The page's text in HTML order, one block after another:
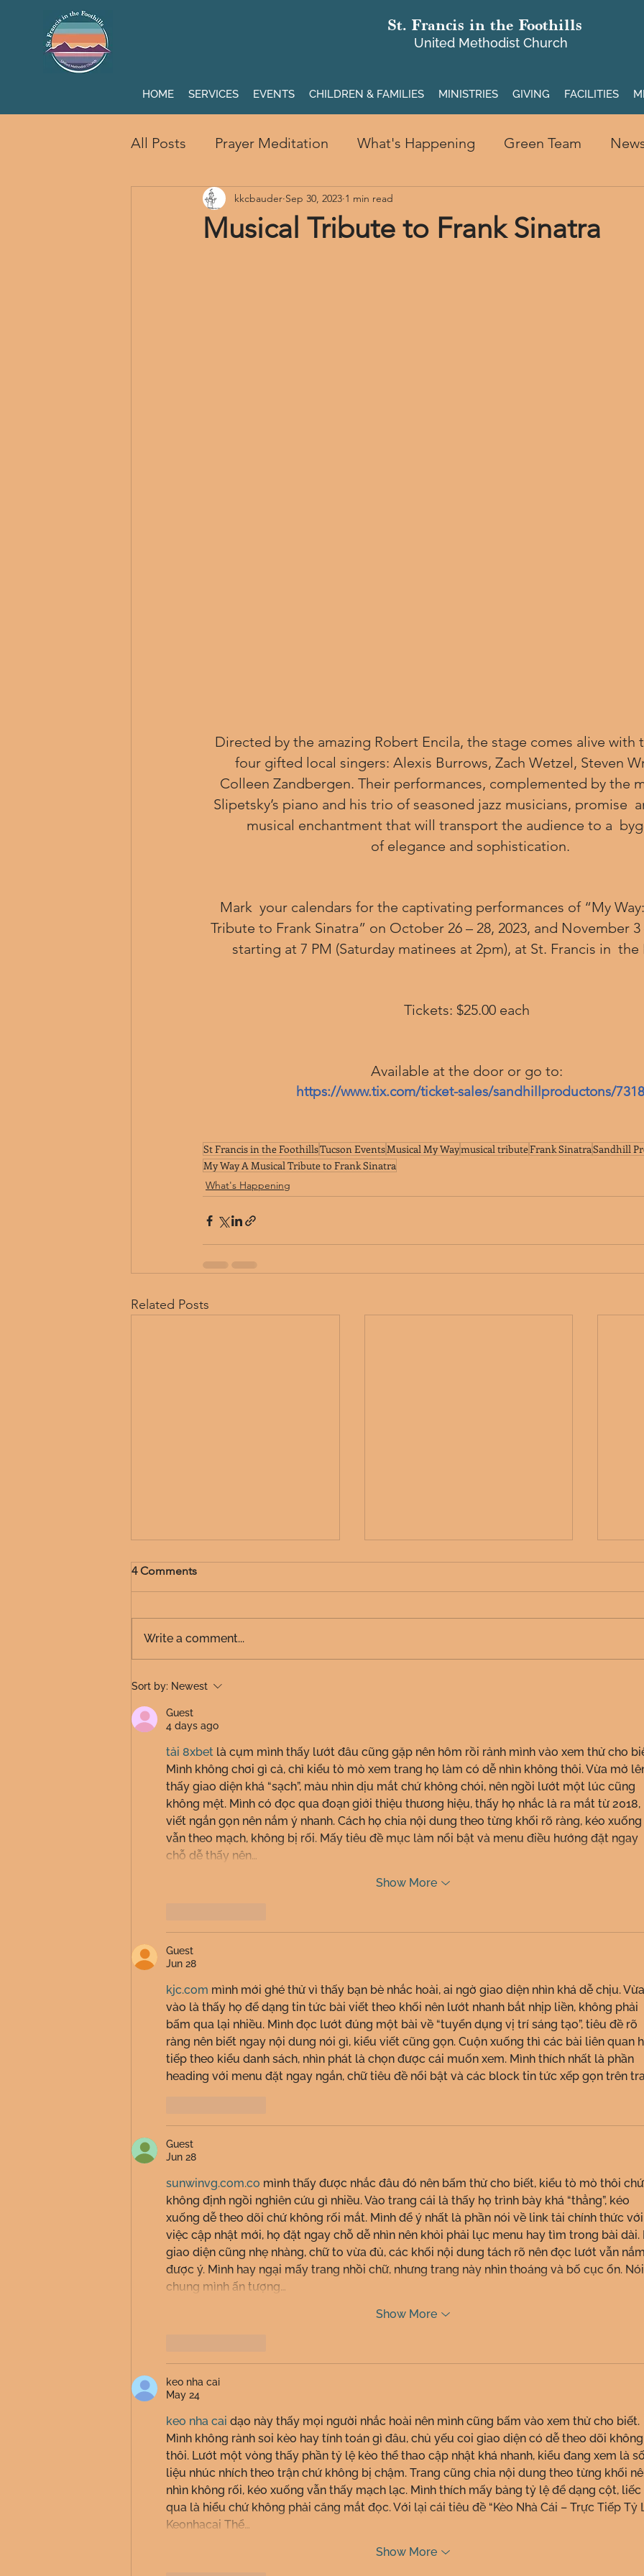
St. Francis in the Foothills
United Methodist Church
HOME SERVICES EVENTS CHILDREN & FAMILIES MINISTRIES GIVING FACILITIES
All Posts Prayer Meditation What's Happening Green Team
Musical Tribute to Frank Sinatra
kkcbauder Sep 30, 2023 1 min read
Directed by the amazing Robert Encila, the stage comes alive with
Colleen Zandbergen. Their performances, complemented by the
Slipetsky’s piano and his trio of seasoned jazz musicians, promise
musical enchantment that will transport the audience to a
of elegance and sophistication.
Mark  your calendars for the captivating performances of “My
Tribute to Frank Sinatra” on October 26 – 28, 2023, and November 3
starting at 7 PM (Saturday matinees at 2pm), at St. Francis in
Tickets: $25.00 each
Available at the door or go to:
https://www.tix.com/ticket-sales/sandhillproductons/7318
St Francis in the FoothillsTucson EventsMusical My Waymusical tributeFrank SinatraSandhill
My Way A Musical Tribute to Frank Sinatra
What's Happening
Related Posts
4 Comments
Write a comment...
Sort by: Newest
Guest
4 days ago
tải 8xbet là cụm mình thấy lướt đâu cũng gặp nên hôm rồi rảnh mình vào xem thử cho
Mình không chơi gì cả, chỉ kiểu tò mò xem trang họ làm có dễ nhìn không thôi. Vừa mở
thấy giao diện khá “sạch”, màu nhìn dịu mắt chứ không chói, nên ngồi lướt một lúc cũng
không mệt. Mình có đọc qua đoạn giới thiệu thương hiệu, thấy họ nhắc là ra mắt từ 2018,
viết ngắn gọn nên nắm ý nhanh. Cách họ chia nội dung theo từng khối rõ ràng, kéo xuống
vẫn theo mạch, không bị rối. Mấy tiêu đề mục làm nổi bật và menu điều hướng đặt ngay
chỗ dễ thấy nên…
Show More
Guest
Jun 28
kjc.com mình mới ghé thử vì thấy bạn bè nhắc hoài, ai ngờ giao diện nhìn khá dễ chịu. Vừa
vào là thấy họ để dạng tin tức bài viết theo khối nên lướt nhanh bắt nhịp liền, không phải
bấm qua lại nhiều. Mình đọc lướt đúng một bài về “tuyển dụng vị trí sáng tạo”, tiêu đề rõ
ràng nên biết ngay nội dung nói gì, kiểu viết cũng gọn. Cuộn xuống thì các bài liên quan
tiếp theo kiểu danh sách, nhìn phát là chọn được cái muốn xem. Mình thích nhất là phần
heading với menu đặt ngay ngắn, chữ tiêu đề nổi bật và các block tin tức xếp gọn trên
Guest
Jun 28
sunwinvg.com.co mình thấy được nhắc đâu đó nên bấm thử cho biết, kiểu tò mò thôi chứ
không định ngồi nghiên cứu gì nhiều. Vào trang cái là thấy họ trình bày khá “thẳng”, kéo
xuống dễ theo dõi chứ không rối mắt. Mình để ý nhất là phần nói về link tải chính thức với
việc cập nhật mới, họ đặt ngay chỗ dễ nhìn nên khỏi phải lục menu hay tìm trong bài dài.
giao diện cũng nhẹ nhàng, chữ to vừa đủ, các khối nội dung tách rõ nên đọc lướt vẫn nắm
được ý. Mình hay ngại mấy trang nhồi chữ, nhưng trang này nhìn thoáng và bố cục ổn. Nói
chung mình ấn tượng…
Show More
keo nha cai
May 24
keo nha cai dạo này thấy mọi người nhắc hoài nên mình cũng bấm vào xem thử cho biết.
Mình không rành soi kèo hay tính toán gì đâu, chủ yếu coi giao diện có dễ theo dõi không
thôi. Lướt một vòng thấy phần tỷ lệ kèo thể thao cập nhật khá nhanh, kiểu đang xem là số
liệu nhúc nhích theo trận chứ không bị chậm. Trang cũng chia nội dung theo từng khối
nhìn không rối, kéo xuống vẫn thấy mạch lạc. Mình thích mấy bảng tỷ lệ để dạng cột, liếc
qua là hiểu chứ không phải căng mắt đọc. Với lại cái tiêu đề “Kèo Nhà Cái – Trực Tiếp Tỷ
Keonhacai Thể…
Show More